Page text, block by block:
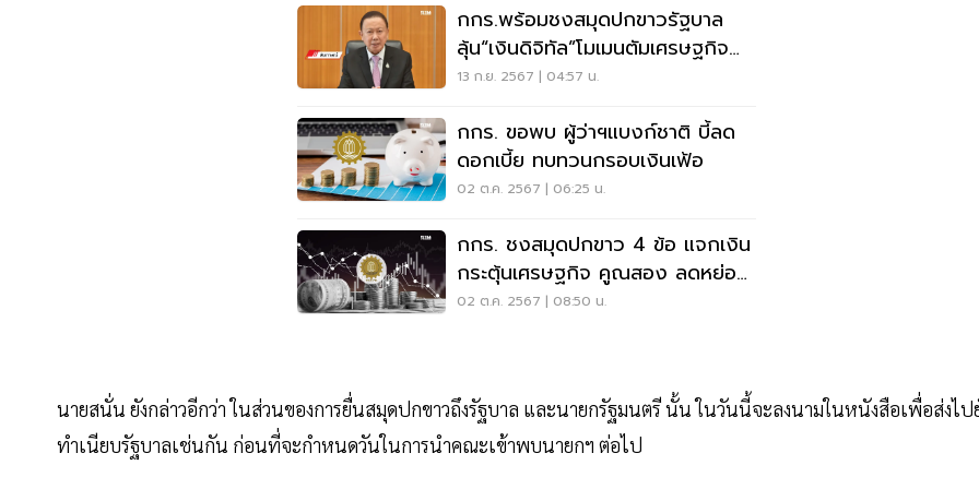
กกร.พร้อมชงสมุดปกขาวรัฐบาล
ลุ้น“เงินดิจิทัล”โมเมนตัมเศรษฐกิจ
Q1/68
13 ก.ย. 2567 | 04:57 น.
กกร. ขอพบ ผู้ว่าฯแบงก์ชาติ บี้ลด
ดอกเบี้ย ทบทวนกรอบเงินเฟ้อ
02 ต.ค. 2567 | 06:25 น.
กกร. ชงสมุดปกขาว 4 ข้อ แจกเงิน
กระตุ้นเศรษฐกิจ คูณสอง ลดหย่อน
ภาษี
02 ต.ค. 2567 | 08:50 น.
นายสนั่น ยังกล่าวอีกว่า ในส่วนของการยื่นสมุดปกขาวถึงรัฐบาล และนายกรัฐมนตรี นั้น ในวันนี้จะลงนามในหนังสือเพื่อส่งไป
ทำเนียบรัฐบาลเช่นกัน ก่อนที่จะกำหนดวันในการนำคณะเข้าพบนายกฯ ต่อไป